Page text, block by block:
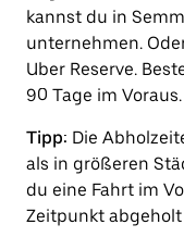
kannst du in
unternehmen.
Uber Reserve.
90 Tage im Voraus.
Tipp: Die
als in größeren
du eine Fahrt im
Zeitpunkt